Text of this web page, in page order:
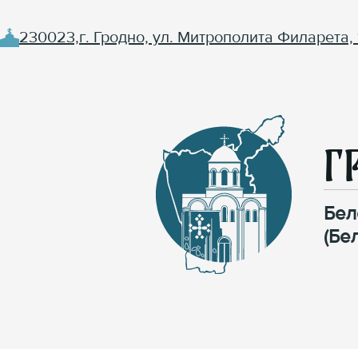
230023,г. Гродно, ул. Митрополита Филарета,